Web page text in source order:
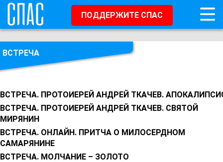
ПОДДЕРЖИТЕ СПАС
ВСТРЕЧА
ВСТРЕЧА. ПРОТОИЕРЕЙ АНДРЕЙ ТКАЧЕВ.
ВСТРЕЧА. ПРОТОИЕРЕЙ АНДРЕЙ ТКАЧЕВ. СВЯТОЙ
МИРЯНИН
ВСТРЕЧА. ОНЛАЙН. ПРИТЧА О МИЛОСЕРДНОМ
САМАРЯНИНЕ
ВСТРЕЧА. МОЛЧАНИЕ – ЗОЛОТО